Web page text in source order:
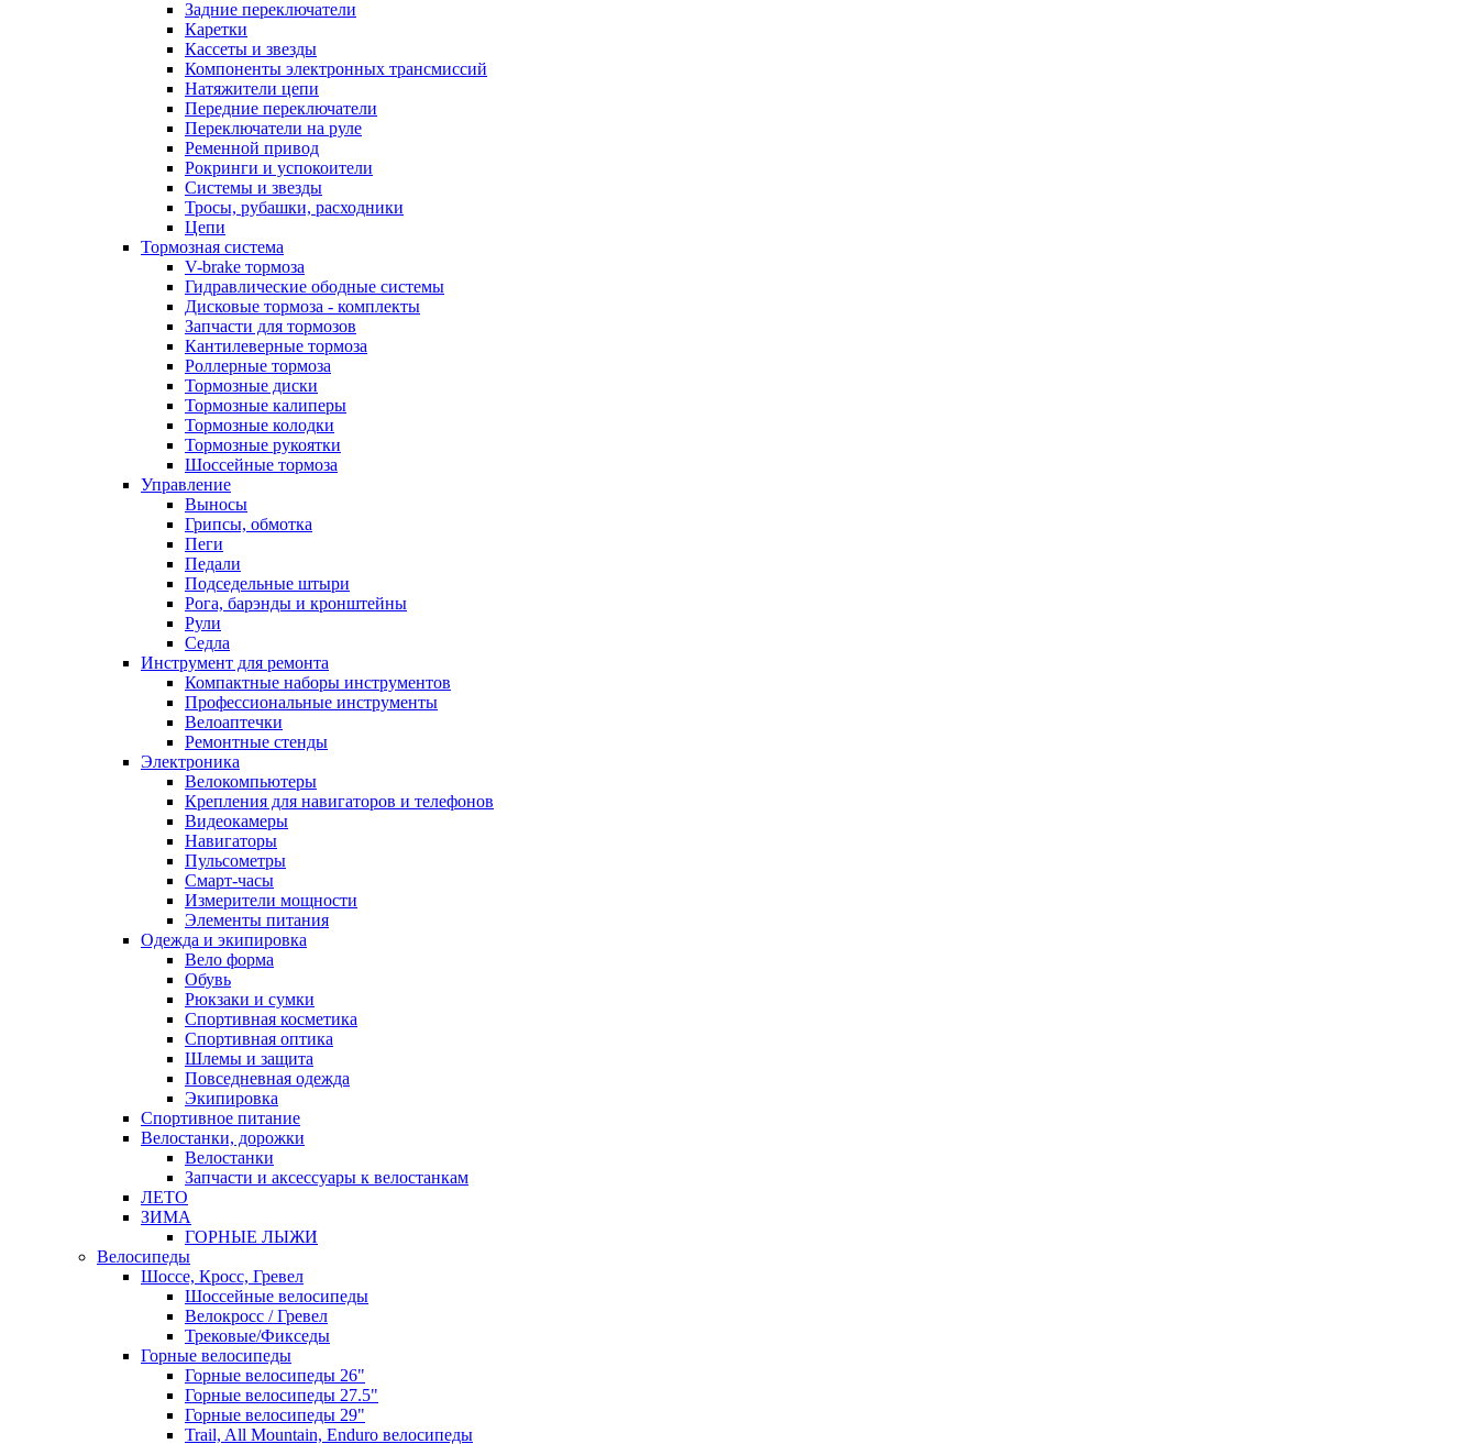
Задние переключатели
Каретки
Кассеты и звезды
Компоненты электронных трансмиссий
Натяжители цепи
Передние переключатели
Переключатели на руле
Ременной привод
Рокринги и успокоители
Системы и звезды
Тросы, рубашки, расходники
Цепи
Тормозная система
V-brake тормоза
Гидравлические ободные системы
Дисковые тормоза - комплекты
Запчасти для тормозов
Кантилеверные тормоза
Роллерные тормоза
Тормозные диски
Тормозные калиперы
Тормозные колодки
Тормозные рукоятки
Шоссейные тормоза
Управление
Выносы
Грипсы, обмотка
Пеги
Педали
Подседельные штыри
Рога, барэнды и кронштейны
Рули
Седла
Инструмент для ремонта
Компактные наборы инструментов
Профессиональные инструменты
Велоаптечки
Ремонтные стенды
Электроника
Велокомпьютеры
Крепления для навигаторов и телефонов
Видеокамеры
Навигаторы
Пульсометры
Смарт-часы
Измерители мощности
Элементы питания
Одежда и экипировка
Вело форма
Обувь
Рюкзаки и сумки
Спортивная косметика
Спортивная оптика
Шлемы и защита
Повседневная одежда
Экипировка
Спортивное питание
Велостанки, дорожки
Велостанки
Запчасти и аксессуары к велостанкам
ЛЕТО
ЗИМА
ГОРНЫЕ ЛЫЖИ
Велосипеды
Шоссе, Кросс, Гревел
Шоссейные велосипеды
Велокросс / Гревел
Трековые/Фикседы
Горные велосипеды
Горные велосипеды 26"
Горные велосипеды 27.5"
Горные велосипеды 29"
Trail, All Mountain, Enduro велосипеды